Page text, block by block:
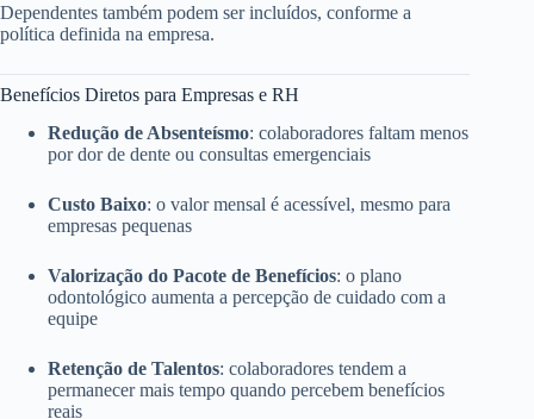
Dependentes também podem ser incluídos, conforme a
política definida na empresa.
Benefícios Diretos para Empresas e RH
Redução de Absenteísmo: colaboradores faltam menos
por dor de dente ou consultas emergenciais
Custo Baixo: o valor mensal é acessível, mesmo para
empresas pequenas
Valorização do Pacote de Benefícios: o plano
odontológico aumenta a percepção de cuidado com a
equipe
Retenção de Talentos: colaboradores tendem a
permanecer mais tempo quando percebem benefícios
reais